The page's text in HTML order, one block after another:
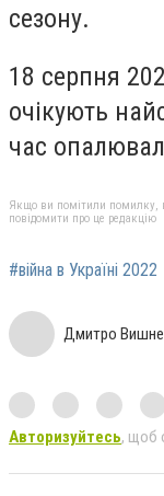
сезону.
18 серпня
очікують
час
Якщо ви помітили помилку,
повідомити про це редакцію
#війна в Україні 2022
Дмитро
Авторизуйтесь, щоб